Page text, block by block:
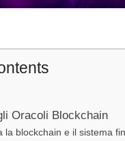
Oracoli Blockchain
la blockchain e il sistema